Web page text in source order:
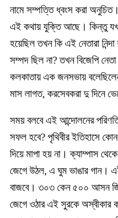
নামে সম্পত্তি ধ্বংস করা
এই কথায় যুক্তি আছে। কিন্তু
হয়েছিল তখন কি এই নেতারা
সম্পদ ছিল না? তখন বিজেপি নেতা
কলকাতায় এক জনসভায়
মাস লাগত, করসেবকরা দু দিনে
সময় বলবে এই আন্দোলনের
সফল হবে? পৃথিবীর ইতিহাসে
দিয়ে মাপা হয় না। ক্যাম্পাস
জেগে উঠল, এ ঘুম ভাঙার গান। এই
বাজবে। ৩০৩ কেন ৫০০ আসন
জেগে ওঠার এই সুরকে অস্বীকার